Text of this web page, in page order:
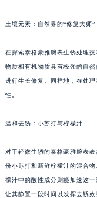
土壤元素：自然界的“修复大师”
在探索泰格豪雅腕表生锈处理
物质和有机物质具有极强的自
进行生长修复。同样地，在处
性。
温和去锈：小苏打与柠檬汁
对于轻微生锈的泰格豪雅腕表
份小苏打和新鲜柠檬汁的混合
檬汁中的酸性成分则能加速这
让其静置一段时间以发挥去锈效